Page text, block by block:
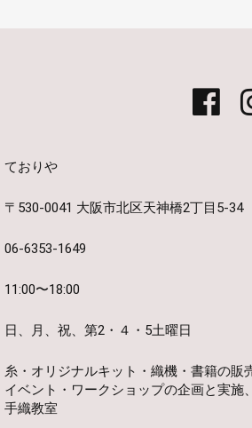
ておりや
〒530-0041 大阪市北区天神橋2丁目5-34
06-6353-1649
11:00〜18:00
日、月、祝、第2・４・5土曜日
糸・オリジナルキット・織機・書籍の販
イベント・ワークショップの企画と実施、
手織教室